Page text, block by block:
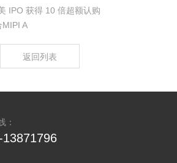
IPO 获得 10 倍超额认购
MIPI A
返回列表
：
13871796